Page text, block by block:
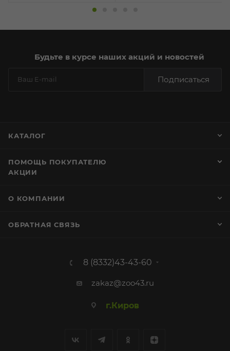
Будьте в курсе наших акций и новостей
Подписаться
КАТАЛОГ
ПОМОЩЬ ПОКУПАТЕЛЮ
АКЦИИ
О КОМПАНИИ
ОБРАТНАЯ СВЯЗЬ
8 (8332)43-43-60
zakaz@zoo43.ru
г.Киров